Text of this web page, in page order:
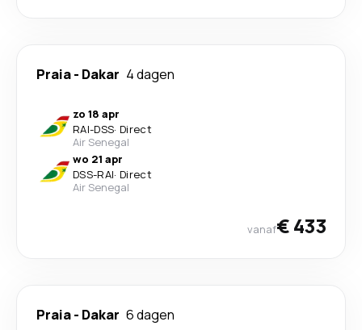
Praia- Dakar 4 dagen
zo 18 apr
RAI-DSS· Direct
Air Senegal
wo 21 apr
DSS-RAI· Direct
Air Senegal
vanaf€ 433
Praia- Dakar 6 dagen